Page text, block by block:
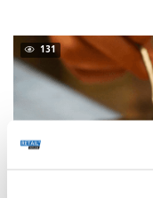
131